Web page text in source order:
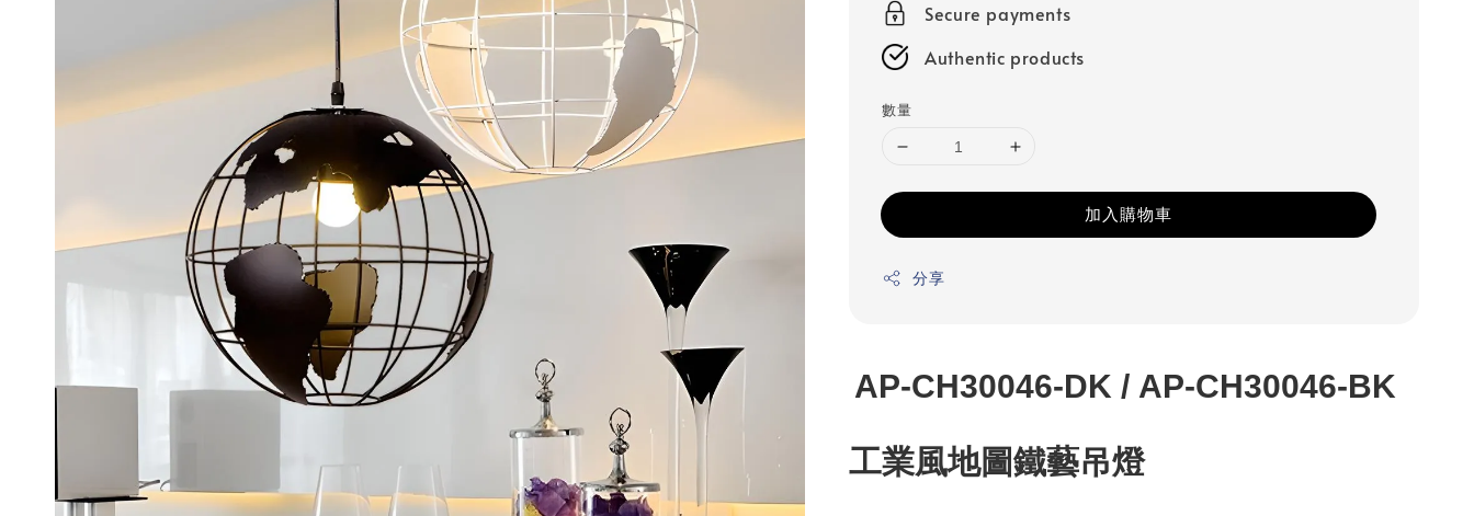
Secure payments
Authentic products
數量
加入購物車
分享
AP-CH30046-DK / AP-CH30046-BK
工業風地圖鐵藝吊燈